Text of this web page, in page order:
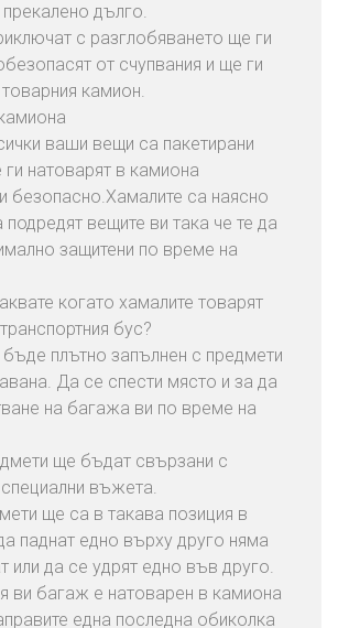
дълго.
с разглобяването ще ги
от счупвания и ще ги
камион.
ваши вещи са пакетирани
натоварят в камиона
безопасно.Хамалите са наясно
подредят вещите ви така че те да
защитени по време на
когато хамалите товарят
бус?
плътно запълнен с предмети
Да се спести място и за да
на багажа ви по време на
ще бъдат свързани с
въжета.
ще са в такава позиция в
паднат едно върху друго няма
или да се удрят едно във друго.
ви багаж е натоварен в камиона
една последна обиколка